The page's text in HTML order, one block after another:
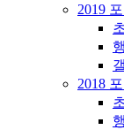
2019
2018